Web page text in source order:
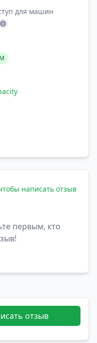
для машин
написать отзыв
первым, кто
отзыв